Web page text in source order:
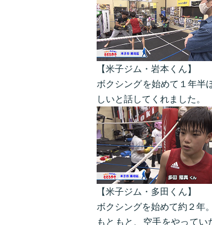
【米子ジム・岩本くん】
ボクシングを始めて１年半
しいと話してくれました。
【米子ジム・多田くん】
ボクシングを始めて約２年。
もともと、空手をやって